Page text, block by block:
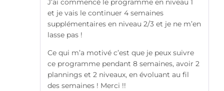
J’ai commencé le programme en niveau 1
et je vais le continuer 4 semaines
supplémentaires en niveau 2/3 et je ne m’en
lasse pas !
Ce qui m’a motivé c’est que je peux suivre
ce programme pendant 8 semaines, avoir 2
plannings et 2 niveaux, en évoluant au fil
des semaines ! Merci !!